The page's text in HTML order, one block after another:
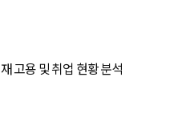
고용 및 취업 현황 분석